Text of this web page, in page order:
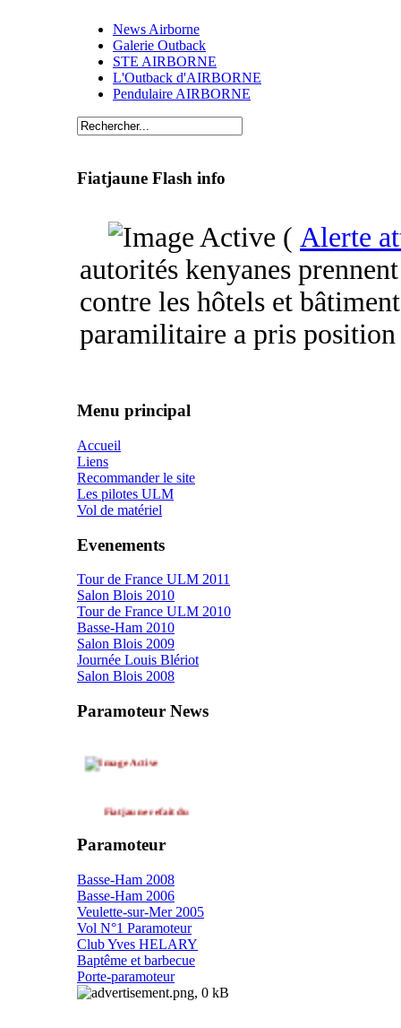
News Airborne
Galerie Outback
STE AIRBORNE
L'Outback d'AIRBORNE
Pendulaire AIRBORNE
Fiatjaune Flash info
( Alerte
autorités kenyanes
contre les hôtels et
paramilitaire a pris
Menu principal
Accueil
Liens
Recommander le site
Les pilotes ULM
Vol de matériel
Evenements
Tour de France ULM 2011
Salon Blois 2010
Tour de France ULM 2010
Basse-Ham 2010
Salon Blois 2009
Journée Louis Blériot
Salon Blois 2008
Paramoteur News
Dernière Nouvelle
paramoteur
l'ULM idéal pour
aérienne
Bientôt
Paramoteur
Basse-Ham 2008
Basse-Ham 2006
Veulette-sur-Mer 2005
Vol N°1 Paramoteur
Club Yves HELARY
Baptême et barbecue
Porte-paramoteur